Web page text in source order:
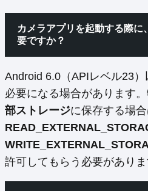
カメラアプリを起動する際
要ですか？
Android 6.0（APIレベル23）
必要になる場合があります
部ストレージに保存する場合
許可してもらう必要がありま